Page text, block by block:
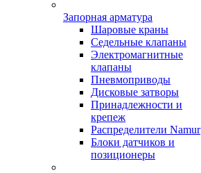
Запорная арматура
Шаровые краны
Седельные клапаны
Электромагнитные
клапаны
Пневмоприводы
Дисковые затворы
Принадлежности и
крепеж
Распределители Namur
Блоки датчиков и
позиционеры